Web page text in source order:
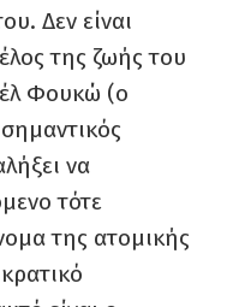
Δεν είναι
της ζωής του
Φουκώ (ο
να
τότε
της ατομικής